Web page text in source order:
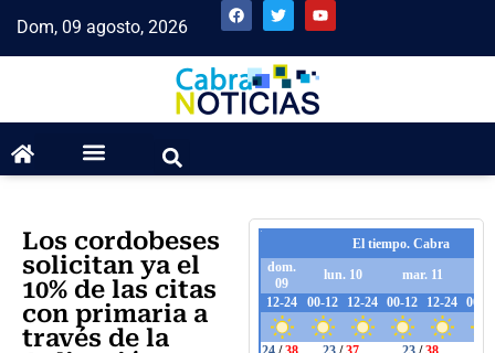
Dom, 09 agosto, 2026
Los cordobeses
solicitan ya el
10% de las citas
con primaria a
través de la